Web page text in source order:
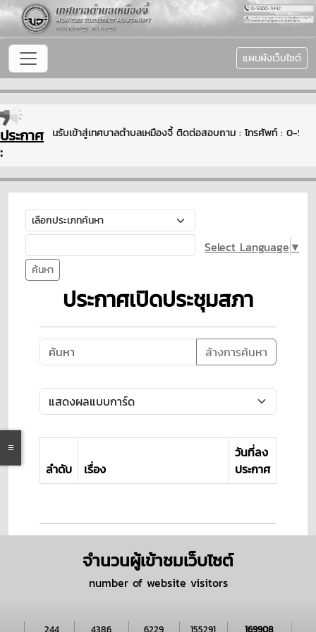
แผนผังเว็บไซต์
ประกาศ
:
ยินดีต้อนรับเข้าสู่เทศบาลตำบลเหมืองจี้ ติดต่อสอบถาม : โทรศัพท์ : 0-
ค้นหา
Select Language ▼
ประกาศเปิดประชุมสภา
ล้างการค้นหา
ลำดับ เรื่อง
วันที่ลง
ประกาศ
จำนวนผู้เข้าชมเว็บไซต์
number of website visitors